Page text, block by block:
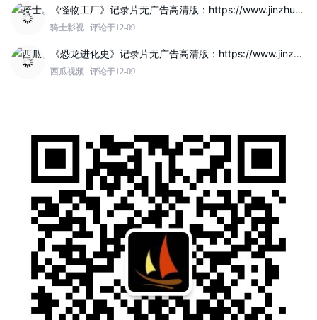
《怪物工厂》记录片无广告高清版：https://www.jinzhuqq.com/dyvideo/117807.html
骑士影视 评论于12-09
《恐龙进化史》记录片无广告高清版：https://www.jinzhuqq.com/dyvideo/117802.html
西瓜视频 评论于12-09